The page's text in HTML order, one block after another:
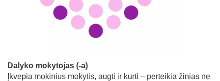
Dalyko mokytojas (-a)
Įkvepia mokinius mokytis, augti ir kurti – perteikia žinias ne